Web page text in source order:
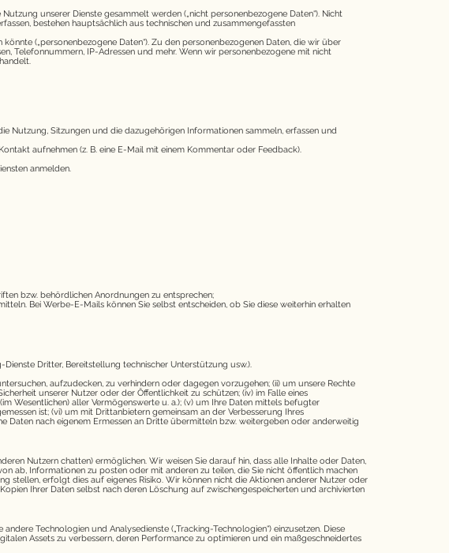
unserer Dienste gesammelt werden („nicht personenbezogene Daten“). Nicht
bestehen hauptsächlich aus technischen und zusammengefassten
(„personenbezogene Daten“). Zu den personenbezogenen Daten, die wir über
Telefonnummern, IP-Adressen und mehr. Wenn wir personenbezogene mit nicht
Nutzung, Sitzungen und die dazugehörigen Informationen sammeln, erfassen und
aufnehmen (z. B. eine E-Mail mit einem Kommentar oder Feedback).
anmelden.
bzw. behördlichen Anordnungen zu entsprechen;
Bei Werbe-E-Mails können Sie selbst entscheiden, ob Sie diese weiterhin erhalten
Dritter, Bereitstellung technischer Unterstützung usw.).
aufzudecken, zu verhindern oder dagegen vorzugehen; (ii) um unsere Rechte
unserer Nutzer oder der Öffentlichkeit zu schützen; (iv) im Falle eines
Wesentlichen) aller Vermögenswerte u. a.); (v) um Ihre Daten mittels befugter
ist; (vi) um mit Drittanbietern gemeinsam an der Verbesserung Ihres
Daten nach eigenem Ermessen an Dritte übermitteln bzw. weitergeben oder anderweitig
Nutzern chatten) ermöglichen. Wir weisen Sie darauf hin, dass alle Inhalte oder Daten,
ab, Informationen zu posten oder mit anderen zu teilen, die Sie nicht öffentlich machen
stellen, erfolgt dies auf eigenes Risiko. Wir können nicht die Aktionen anderer Nutzer oder
Ihrer Daten selbst nach deren Löschung auf zwischengespeicherten und archivierten
Technologien und Analysedienste („Tracking-Technologien“) einzusetzen. Diese
Assets zu verbessern, deren Performance zu optimieren und ein maßgeschneidertes